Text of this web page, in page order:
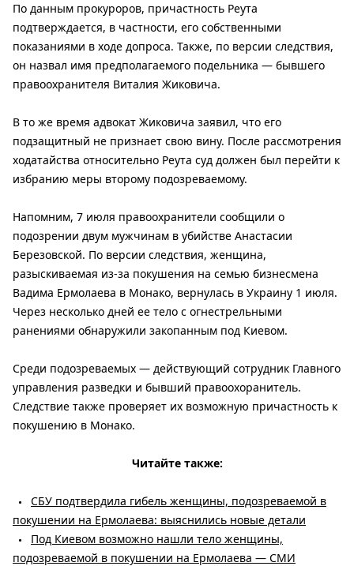
По данным прокуроров, причастность Реута
подтверждается, в частности, его собственными
показаниями в ходе допроса. Также, по версии следствия,
он назвал имя предполагаемого подельника — бывшего
правоохранителя Виталия Жиковича.
В то же время адвокат Жиковича заявил, что его
подзащитный не признает свою вину. После рассмотрения
ходатайства относительно Реута суд должен был перейти к
избранию меры второму подозреваемому.
Напомним, 7 июля правоохранители сообщили о
подозрении двум мужчинам в убийстве Анастасии
Березовской. По версии следствия, женщина,
разыскиваемая из-за покушения на семью бизнесмена
Вадима Ермолаева в Монако, вернулась в Украину 1 июля.
Через несколько дней ее тело с огнестрельными
ранениями обнаружили закопанным под Киевом.
Среди подозреваемых — действующий сотрудник Главного
управления разведки и бывший правоохоранитель.
Следствие также проверяет их возможную причастность к
покушению в Монако.
Читайте также:
СБУ подтвердила гибель женщины, подозреваемой в
покушении на Ермолаева: выяснились новые детали
Под Киевом возможно нашли тело женщины,
подозреваемой в покушении на Ермолаева — СМИ